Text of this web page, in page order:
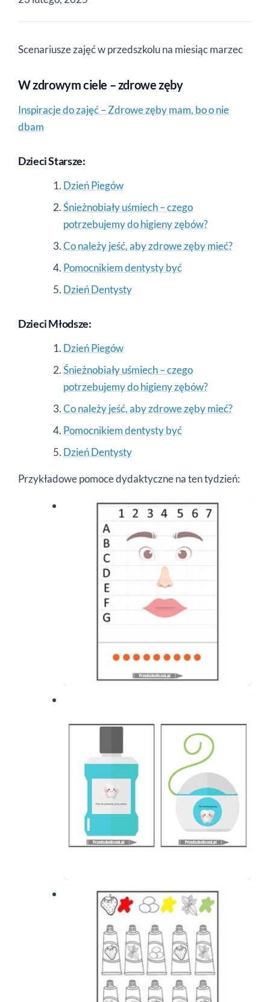
Scenariusze zajęć w przedszkolu na miesiąc marzec
W zdrowym ciele – zdrowe zęby
Inspiracje do zajęć – Zdrowe zęby mam, bo o nie
dbam
Dzieci Starsze:
Dzień Piegów
Śnieżnobiały uśmiech – czego
potrzebujemy do higieny zębów?
Co należy jeść, aby zdrowe zęby mieć?
Pomocnikiem dentysty być
Dzień Dentysty
Dzieci Młodsze:
Dzień Piegów
Śnieżnobiały uśmiech – czego
potrzebujemy do higieny zębów?
Co należy jeść, aby zdrowe zęby mieć?
Pomocnikiem dentysty być
Dzień Dentysty
Przykładowe pomoce dydaktyczne na ten tydzień: